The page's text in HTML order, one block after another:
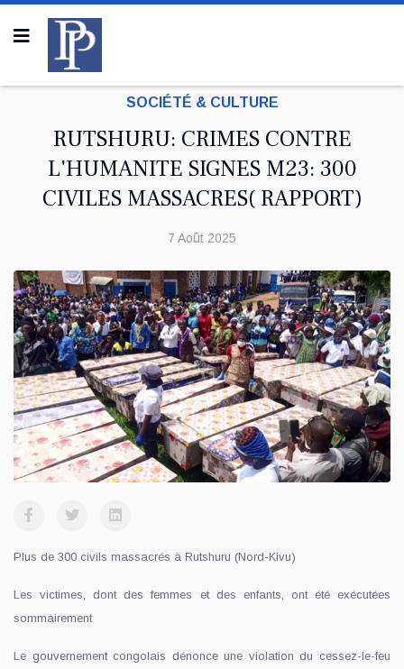
SOCIÉTÉ & CULTURE
RUTSHURU: CRIMES CONTRE
L'HUMANITE SIGNES M23: 300
CIVILES MASSACRES( RAPPORT)
7 Août 2025
Plus de 300 civils massacrés à Rutshuru (Nord-Kivu)
Les victimes, dont des femmes et des enfants, ont été exécutées
sommairement
Le gouvernement congolais dénonce une violation du cessez-le-feu